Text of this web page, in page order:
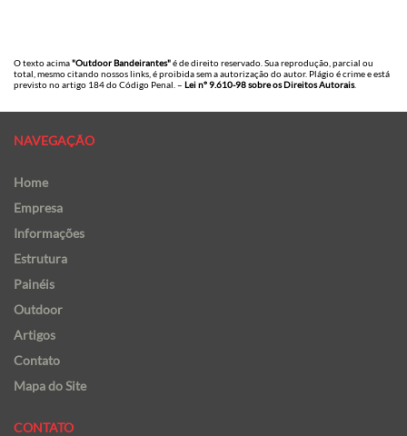
O texto acima"Outdoor Bandeirantes"é de direito reservado. Sua reprodução, parcial ou
total, mesmo citando nossos links, é proibida sem a autorização do autor. Plágio é crime e está
previsto no artigo 184 do Código Penal. – Lei n° 9.610-98 sobre os Direitos Autorais.
NAVEGAÇÃO
Home
Empresa
Informações
Estrutura
Painéis
Outdoor
Artigos
Contato
Mapa do Site
CONTATO